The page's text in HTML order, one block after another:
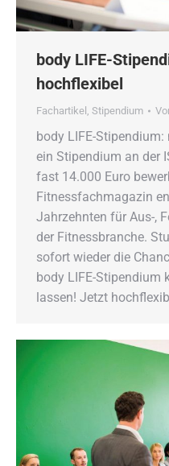
body LIFE-
hochflexibel
Fachartikel Stipendium
body LIFE-
ein Stipendium an der
fast 14.000 Euro
Fitnessfachmagazin
Jahrzehnten für Aus-,
der Fitnessbranche.
sofort wieder die
body LIFE-Stipendium
lassen! Jetzt